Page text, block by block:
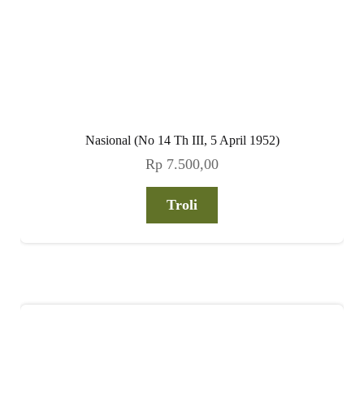
Nasional (No 14 Th III, 5 April 1952)
Rp 7.500,00
Troli